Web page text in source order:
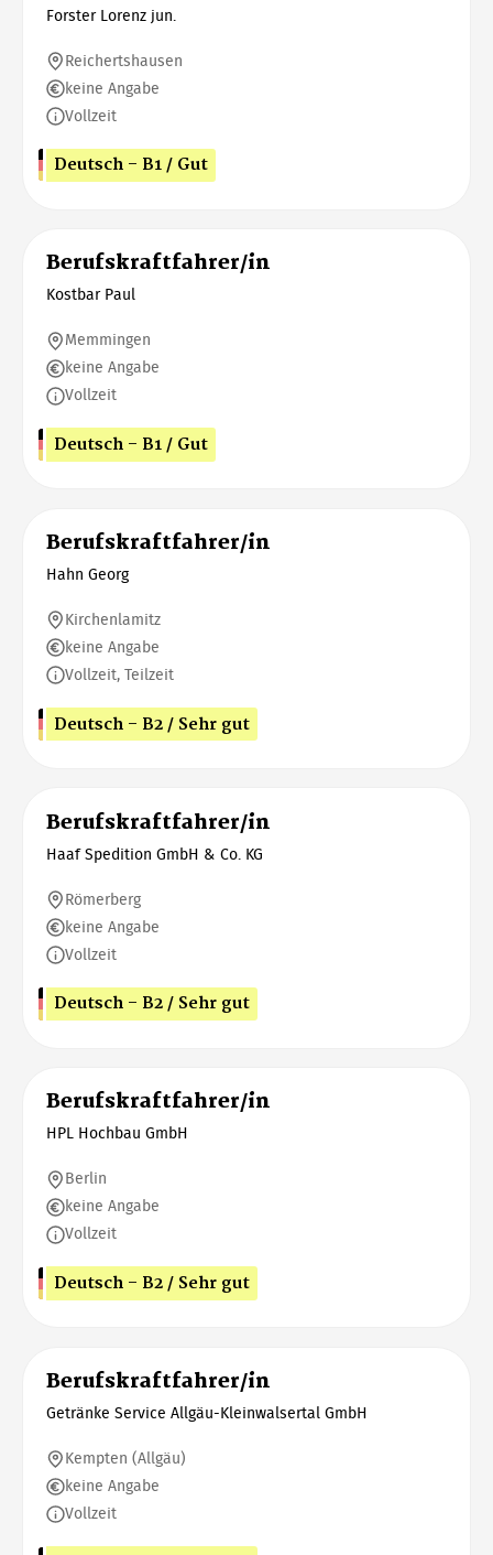
Forster Lorenz jun.
Reichertshausen
keine Angabe
Vollzeit
Deutsch - B1 / Gut
Berufskraftfahrer/in
Kostbar Paul
Memmingen
keine Angabe
Vollzeit
Deutsch - B1 / Gut
Berufskraftfahrer/in
Hahn Georg
Kirchenlamitz
keine Angabe
Vollzeit, Teilzeit
Deutsch - B2 / Sehr gut
Berufskraftfahrer/in
Haaf Spedition GmbH & Co. KG
Römerberg
keine Angabe
Vollzeit
Deutsch - B2 / Sehr gut
Berufskraftfahrer/in
HPL Hochbau GmbH
Berlin
keine Angabe
Vollzeit
Deutsch - B2 / Sehr gut
Berufskraftfahrer/in
Getränke Service Allgäu-Kleinwalsertal GmbH
Kempten (Allgäu)
keine Angabe
Vollzeit